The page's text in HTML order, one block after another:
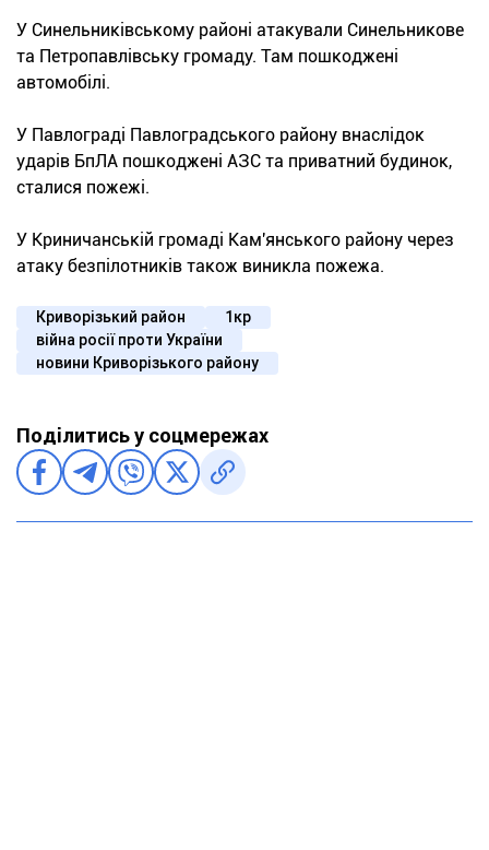
У Синельниківському районі атакували Синельникове
та Петропавлівську громаду. Там пошкоджені
автомобілі.
У Павлограді Павлоградського району внаслідок
ударів БпЛА пошкоджені АЗС та приватний будинок,
сталися пожежі.
У Криничанській громаді Кам'янського району через
атаку безпілотників також виникла пожежа.
Криворізький район
1кр
війна росії проти України
новини Криворізького району
Поділитись у соцмережах